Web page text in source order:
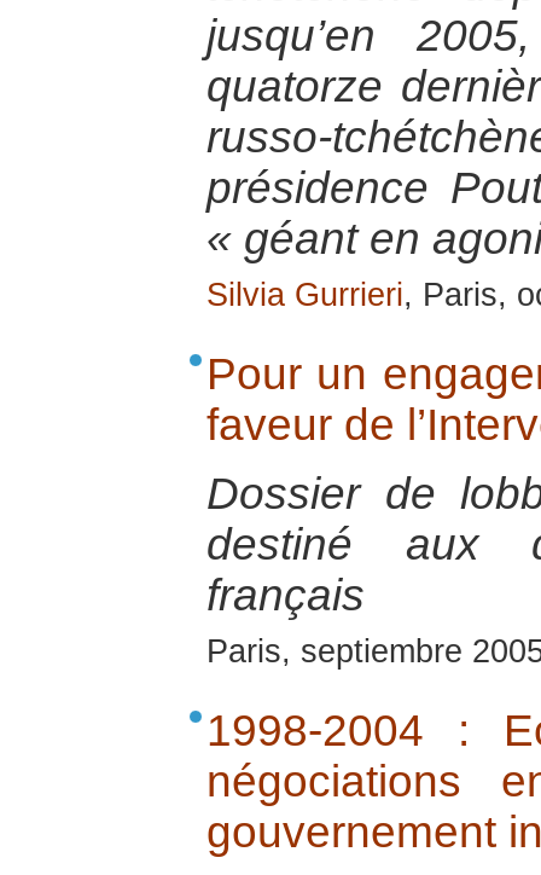
jusqu’en
quatorze
russo-
présidence
« géant en
Silvia Gurrieri, Paris,
Pour un
faveur de
Dossier de
destiné aux
français
Paris, septiembre
1998-2004 :
négociations
gouvernement